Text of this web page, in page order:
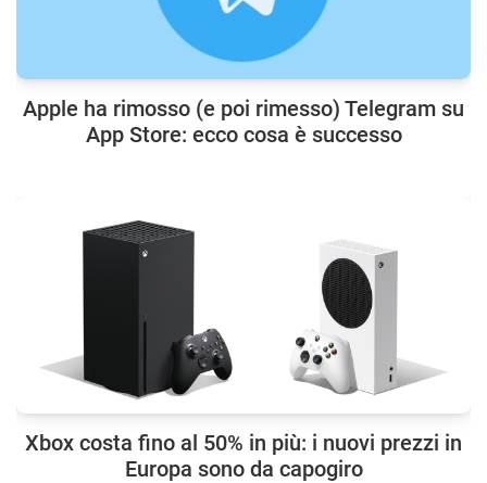
Apple ha rimosso (e poi rimesso) Telegram su
App Store: ecco cosa è successo
Xbox costa fino al 50% in più: i nuovi prezzi in
Europa sono da capogiro